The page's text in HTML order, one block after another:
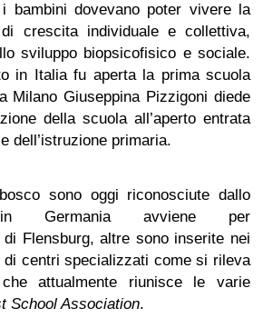
bambini dovevano poter vivere la
crescita individuale e collettiva,
sviluppo biopsicofisico e sociale.
in Italia fu aperta la prima scuola
Milano Giuseppina Pizzigoni diede
della scuola all’aperto entrata
dell’istruzione primaria.
sono oggi riconosciute dallo
Germania avviene per
Flensburg, altre sono inserite nei
di centri specializzati come si rileva
attualmente riunisce le varie
School Association.